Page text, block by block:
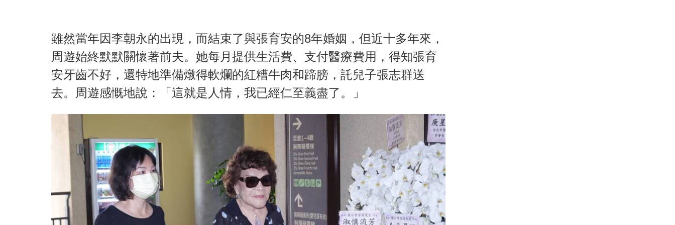
雖然當年因李朝永的出現，而結束了與張育安的8年婚姻，但近十多年來，
周遊始終默默關懷著前夫。她每月提供生活費、支付醫療費用，得知張育
安牙齒不好，還特地準備燉得軟爛的紅糟牛肉和蹄膀，託兒子張志群送
去。周遊感慨地說：「這就是人情，我已經仁至義盡了。」